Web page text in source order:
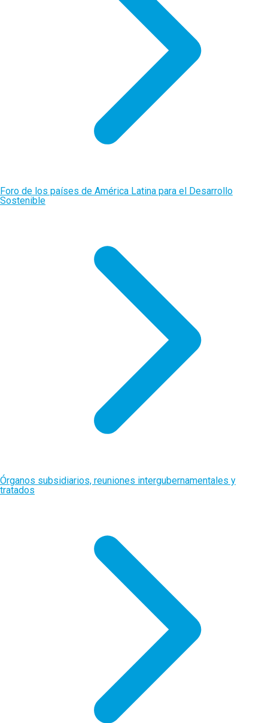
Foro de los países de América Latina para el Desarrollo
Sostenible
Órganos subsidiarios, reuniones intergubernamentales y
tratados